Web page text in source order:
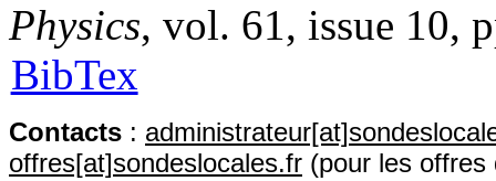
Physics, vol. 61, issue 10,
BibTex
Contacts :
offres[at]sondeslocales.fr (pour les offres